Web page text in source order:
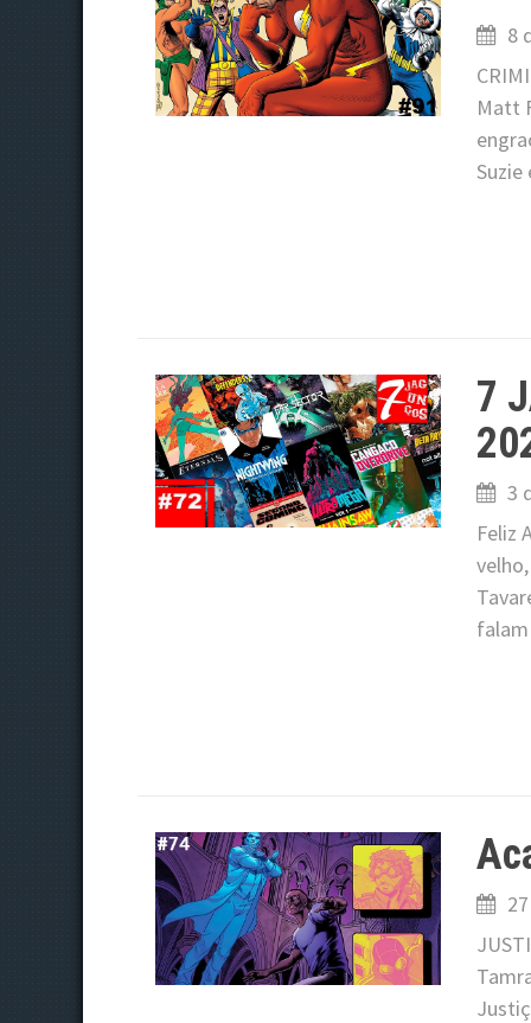
8
Matt
7
3
Feliz